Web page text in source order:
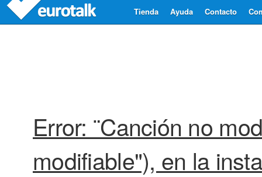
Contacto
Ayuda
Tienda
Error: ¨Canción no
modifiable"), en la